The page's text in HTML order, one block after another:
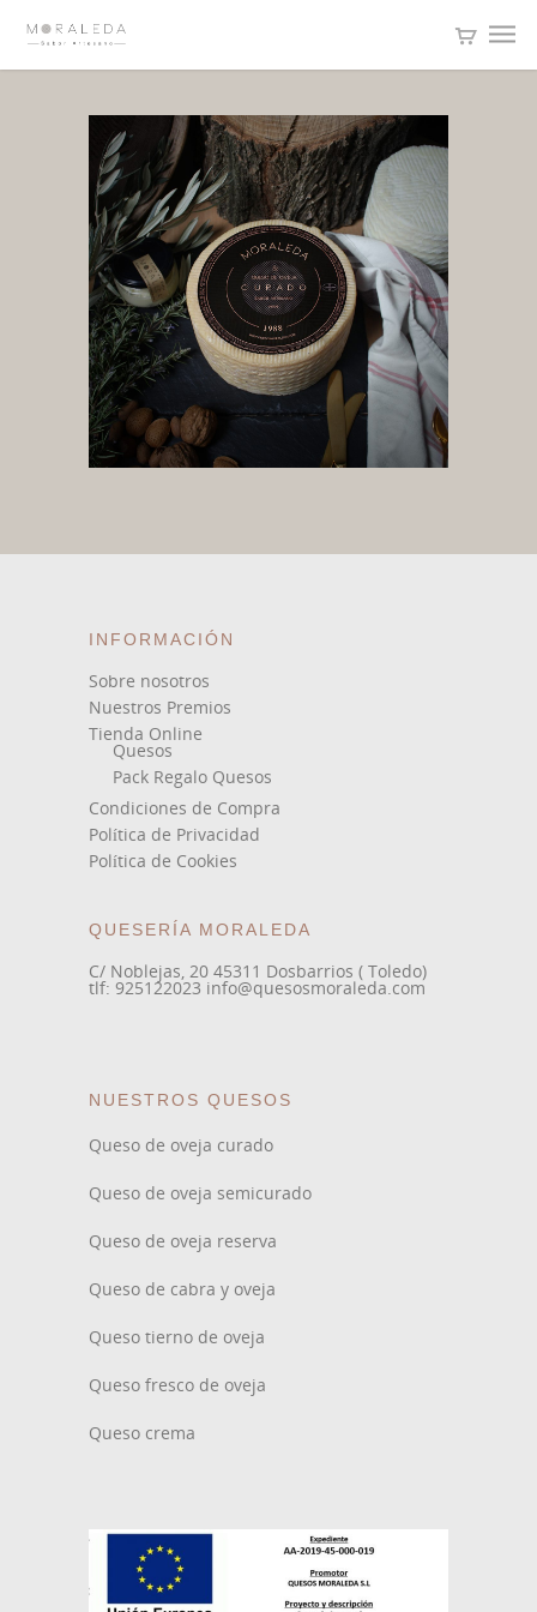
INFORMACIÓN
Sobre nosotros
Nuestros Premios
Tienda Online
Quesos
Pack Regalo Quesos
Condiciones de Compra
Política de Privacidad
Política de Cookies
QUESERÍA MORALEDA
C/ Noblejas, 20 45311 Dosbarrios ( Toledo)
tlf: 925122023 info@quesosmoraleda.com
NUESTROS QUESOS
Queso de oveja curado
Queso de oveja semicurado
Queso de oveja reserva
Queso de cabra y oveja
Queso tierno de oveja
Queso fresco de oveja
Queso crema